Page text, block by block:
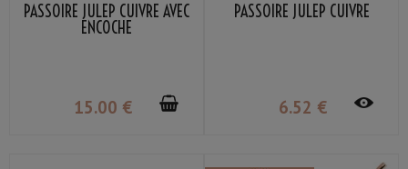
PASSOIRE JULEP CUIVRE AVEC
ENCOCHE
15.00 €
PASSOIRE JULEP CUIVRE
6.52 €